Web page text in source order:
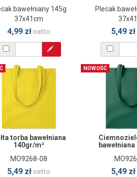
bawełniany 145g
37x41cm
4,99 zł netto
Plecak
5,49 zł
torba bawełniana
140gr/m²
MO9268-08
5,49 zł netto
NOWOŚĆ
5,49 zł